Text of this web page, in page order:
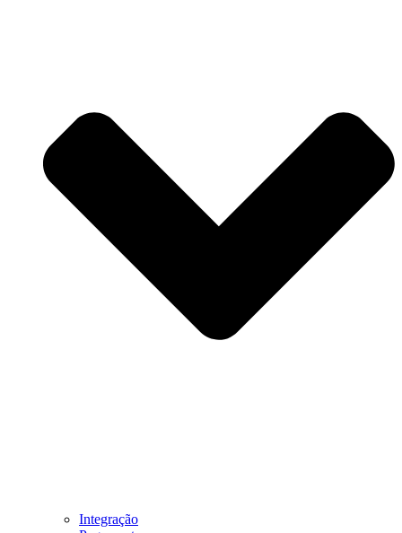
Integração